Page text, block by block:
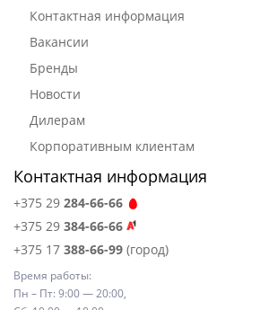
Контактная информация
Вакансии
Бренды
Новости
Дилерам
Корпоративным клиентам
Контактная информация
+375 29 284-66-66
+375 29 384-66-66
+375 17 388-66-99 (город)
Время работы:
Пн – Пт: 9:00 — 20:00,